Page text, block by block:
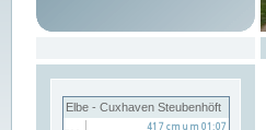
Elbe - Cuxhaven Steubenhöft